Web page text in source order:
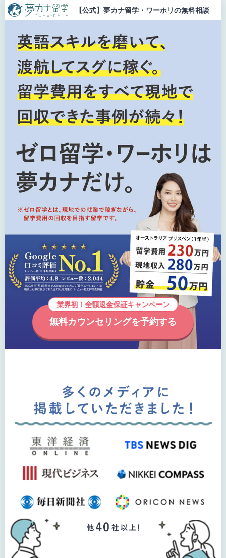
【公式】夢カナ留学・ワーホリの無料相談
業界初！全額返金保証キャンペーン
無料カウンセリングを予約する